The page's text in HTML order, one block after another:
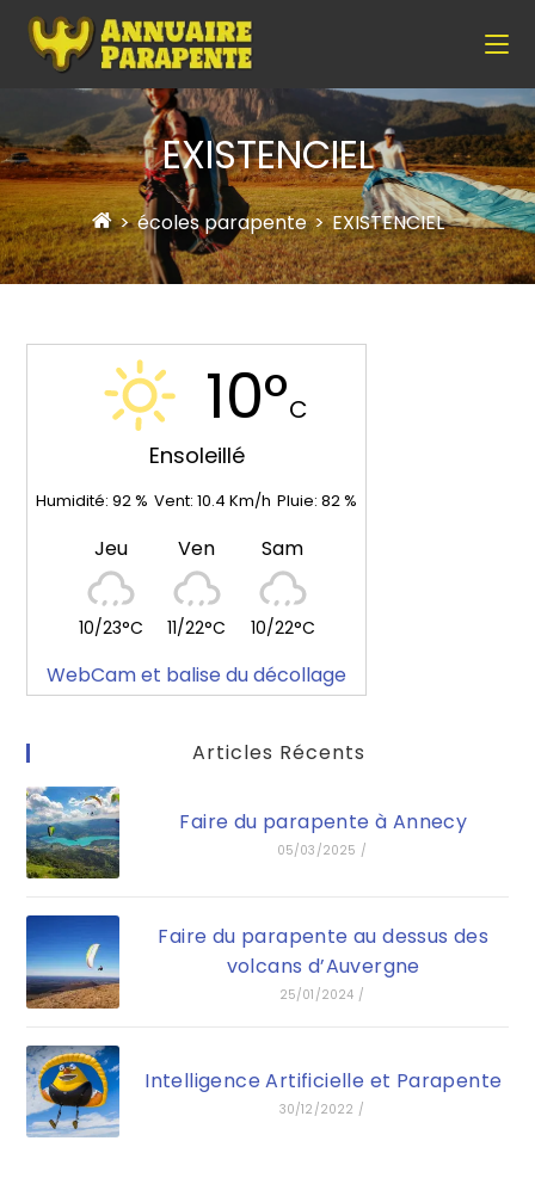
EXISTENCIEL
> écoles parapente > EXISTENCIEL
10°C
Ensoleillé
Humidité:92% Vent:10.4 Km/h Pluie:82%
Jeu
10/23°C
Ven
11/22°C
Sam
10/22°C
WebCam et balise du décollage
Articles Récents
Faire du parapente à Annecy
05/03/2025 /
Faire du parapente au dessus des
volcans d’Auvergne
25/01/2024 /
Intelligence Artificielle et Parapente
30/12/2022 /